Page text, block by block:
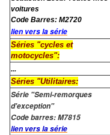
voitures
Code Barres: M2720
lien vers la série
Séries "cycles et
motocycles":
...
Séries "Utilitaires:
Série "Semi-remorques
d'exception"
Code barres: M7815
lien vers la série